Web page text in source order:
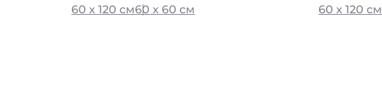
60 x 120 см60 x 60 см 60 x 120 см